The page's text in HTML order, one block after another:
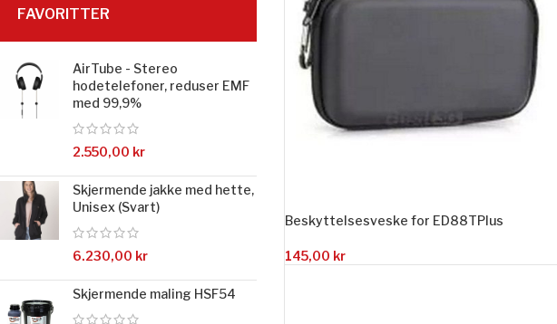
FAVORITTER
AirTube - Stereo
hodetelefoner, reduser EMF
med 99,9%
2.550,00 kr
Skjermende jakke med hette,
Unisex (Svart)
6.230,00 kr
Skjermende maling HSF54
Beskyttelsesveske for ED88TPlus
145,00 kr